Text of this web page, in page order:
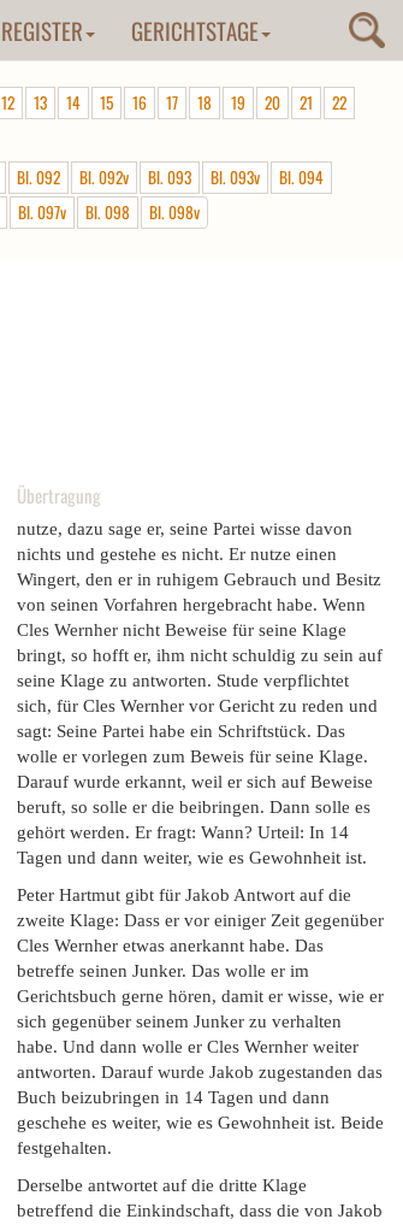
REGISTER GERICHTSTAGE
12 13 14 15 16 17 18 19 20 21
22
Bl. 092 Bl. 092v Bl. 093 Bl. 093v
Bl. 094
Bl. 097v Bl. 098 Bl. 098v
Übertragung
nutze, dazu sage er, seine Partei wisse davon
nichts und gestehe es nicht. Er nutze einen
Wingert, den er in ruhigem Gebrauch und Besitz
von seinen Vorfahren hergebracht habe. Wenn
Cles Wernher nicht Beweise für seine Klage
bringt, so hofft er, ihm nicht schuldig zu sein auf
seine Klage zu antworten. Stude verpflichtet
sich, für Cles Wernher vor Gericht zu reden und
sagt: Seine Partei habe ein Schriftstück. Das
wolle er vorlegen zum Beweis für seine Klage.
Darauf wurde erkannt, weil er sich auf Beweise
beruft, so solle er die beibringen. Dann solle es
gehört werden. Er fragt: Wann? Urteil: In 14
Tagen und dann weiter, wie es Gewohnheit ist.
Peter Hartmut gibt für Jakob Antwort auf die
zweite Klage: Dass er vor einiger Zeit gegenüber
Cles Wernher etwas anerkannt habe. Das
betreffe seinen Junker. Das wolle er im
Gerichtsbuch gerne hören, damit er wisse, wie er
sich gegenüber seinem Junker zu verhalten
habe. Und dann wolle er Cles Wernher weiter
antworten. Darauf wurde Jakob zugestanden das
Buch beizubringen in 14 Tagen und dann
geschehe es weiter, wie es Gewohnheit ist. Beide
festgehalten.
Derselbe antwortet auf die dritte Klage
betreffend die Einkindschaft, dass die von Jakob